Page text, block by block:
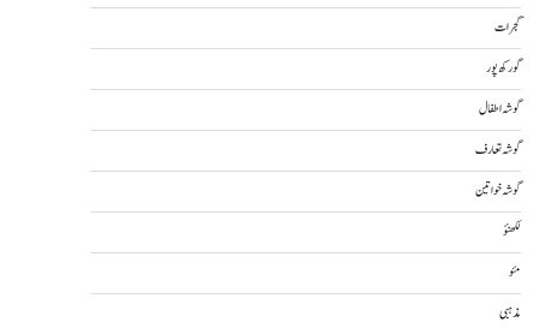
گجرات
گورکھ پور
گوشہ اطفال
گوشہ تعارف
گوشہ خواتین
لکھنؤ
مئو
مذہبی